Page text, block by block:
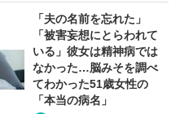
「夫の名前を忘れた」
「被害妄想にとらわれて
いる」彼女は精神病では
なかった…脳みそを調べ
てわかった51歳女性の
「本当の病名」